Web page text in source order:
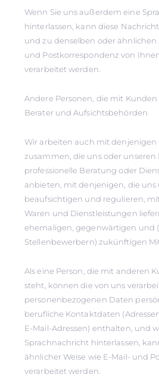
Wenn Sie uns außerdem eine
hinterlassen, kann diese
und zu denselben oder ähnlichen
und Postkorrespondenz von
verarbeitet werden.
Andere Personen, die mit
Berater und Aufsichtsbehörden
Wir arbeiten auch mit denjenigen
zusammen, die uns oder unseren
professionelle Beratung oder
anbieten, mit denjenigen, die
beaufsichtigen und regulieren,
Waren und Dienstleistungen
ehemaligen, gegenwärtigen und
Stellenbewerbern) zukünftigen
Als eine Person, die mit anderen
steht, können die von uns
personenbezogenen Daten
berufliche Kontaktdaten
E-Mail-Adressen) enthalten, und
Sprachnachricht hinterlassen,
ähnlicher Weise wie E-Mail- und
verarbeitet werden.